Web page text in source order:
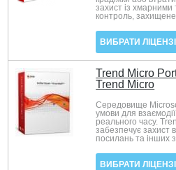
захист із хмарними
контроль,
ВИБРАТИ
Trend Micro
Trend Micro
Середовище
умови для
реального часу.
забезпечує захист
посилань та інших
ВИБРАТИ